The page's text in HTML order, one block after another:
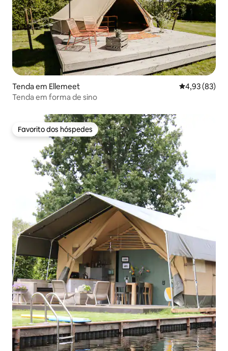
Tenda em Ellemeet Classificação
4,93 (83)
Tenda em forma de sino
Favorito dos hóspedes
Favorito dos hóspedes